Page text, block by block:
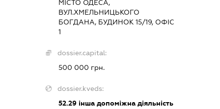
МІСТО ОДЕСА,
ВУЛ.ХМЕЛЬНИЦЬКОГО
БОГДАНА, БУДИНОК 15/19, ОФІС
1
dossier.capital:
500 000 грн.
dossier.kveds:
52.29 інша допоміжна діяльність